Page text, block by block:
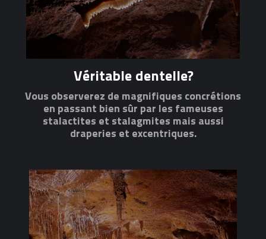
Véritable dentelle?
Vous observerez de magnifiques concrétions
en passant bien sûr par les fameuses
stalactites et stalagmites mais aussi
draperies et excentriques.